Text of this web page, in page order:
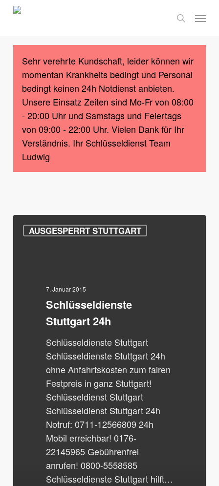
Skip
content
search
Menu
Sehr verehrte Kundschaft, leider können wir
momentan Krankheits bedingt und Personal
bedingt keinen 24h Notdienst anbieten.
Unsere Einsatz Zeiten sind Mo-Fr von 08:00
- 20:00 Uhr und Samstags und Feiertags
von 09:00 - 22:00 Uhr. Vielen Dank für Ihr
Verständnis. Ihr Schlüsseldienst Team
Ludwig
AUSGESPERRT STUTTGART
Stuttgart
7. Januar 2015
Schlüsseldienste
Stuttgart 24h
Schlüsseldienste Stuttgart
Schlüsseldienste Stuttgart 24h
ohne Anfahrtskosten zum fairen
Festpreis in ganz Stuttgart!
Schlüsseldienst Stuttgart
Schlüsseldienst Stuttgart 24h
Notruf: 0711-12566809 24h
Mobil erreichbar! 0176-
22145965 Gebührenfrei
anrufen! 0800-5558585
Schlüsseldienste Stuttgart hilft…